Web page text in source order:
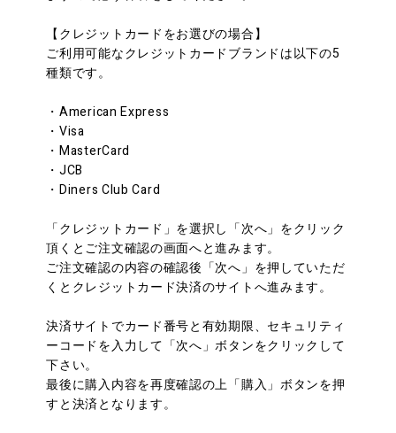
【クレジットカードをお選びの場合】
ご利用可能なクレジットカードブランドは以下の5
種類です。
・American Express
・Visa
・MasterCard
・JCB
・Diners Club Card
「クレジットカード」を選択し「次へ」をクリック
頂くとご注文確認の画面へと進みます。
ご注文確認の内容の確認後「次へ」を押していただ
くとクレジットカード決済のサイトへ進みます。
決済サイトでカード番号と有効期限、セキュリティ
ーコードを入力して「次へ」ボタンをクリックして
下さい。
最後に購入内容を再度確認の上「購入」ボタンを押
すと決済となります。